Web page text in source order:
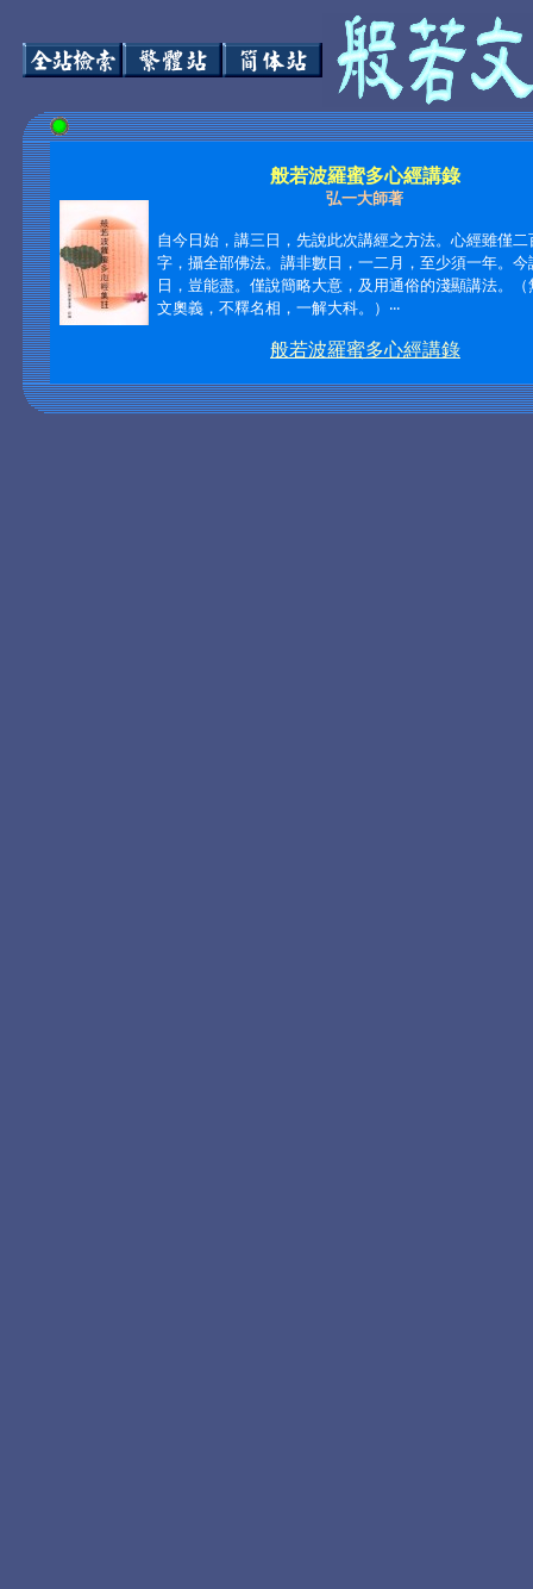
般若波羅蜜多心經講錄
弘一大師著
自今日始，講三日，先說此次講經之方法。心經雖僅二
字，攝全部佛法。講非數日，一二月，至少須一年。今
日，豈能盡。僅說簡略大意，及用通俗的淺顯講法。（
文奧義，不釋名相，一解大科。） ‧‧‧
般若波羅蜜多心經講錄